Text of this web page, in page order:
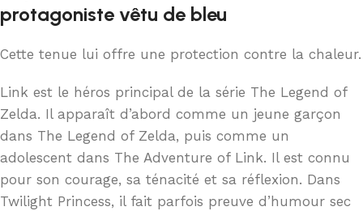
protagoniste vêtu de bleu
Cette tenue lui offre une protection contre la chaleur.
Link est le héros principal de la série The Legend of
Zelda. Il apparaît d’abord comme un jeune garçon
dans The Legend of Zelda, puis comme un
adolescent dans The Adventure of Link. Il est connu
pour son courage, sa ténacité et sa réflexion. Dans
Twilight Princess, il fait parfois preuve d’humour sec